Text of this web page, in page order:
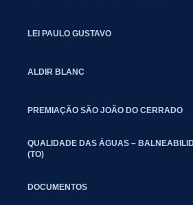
LEI PAULO GUSTAVO
ALDIR BLANC
PREMIAÇÃO SÃO JOÃO DO CERRADO
QUALIDADE DAS ÁGUAS –
(TO)
DOCUMENTOS